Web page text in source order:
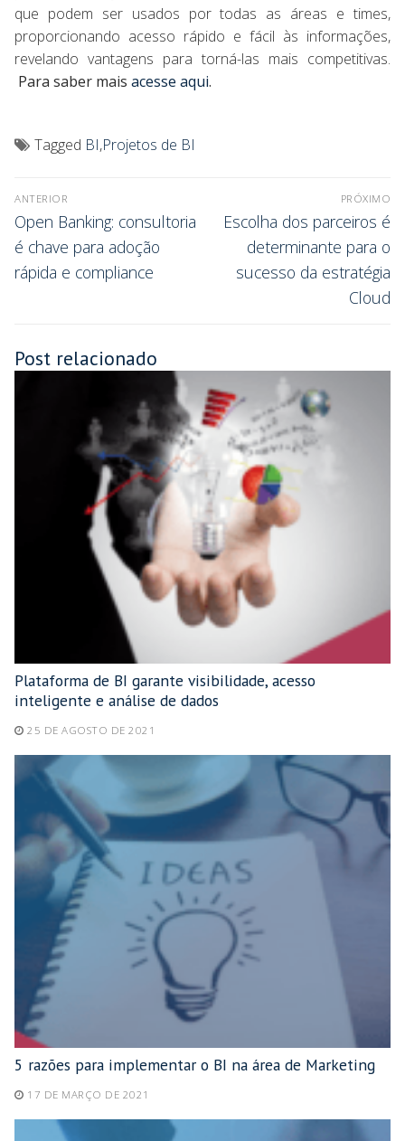
que podem ser usados por todas as áreas e times,
proporcionando acesso rápido e fácil às informações,
revelando vantagens para torná-las mais competitivas.
Para saber mais acesse aqui.
Tagged BI,Projetos de BI
ANTERIOR
Open Banking: consultoria
é chave para adoção
rápida e compliance
PRÓXIMO
Escolha dos parceiros é
determinante para o
sucesso da estratégia
Cloud
Post relacionado
Plataforma de BI garante visibilidade, acesso
inteligente e análise de dados
25 DE AGOSTO DE 2021
5 razões para implementar o BI na área de Marketing
17 DE MARÇO DE 2021